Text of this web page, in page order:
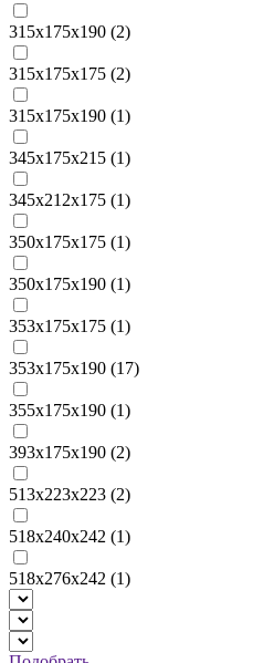
315x175x190 (2)
315х175х175 (2)
315х175х190 (1)
345х175х215 (1)
345х212х175 (1)
350х175х175 (1)
350х175х190 (1)
353х175х175 (1)
353х175х190 (17)
355х175х190 (1)
393х175х190 (2)
513х223х223 (2)
518х240х242 (1)
518х276х242 (1)